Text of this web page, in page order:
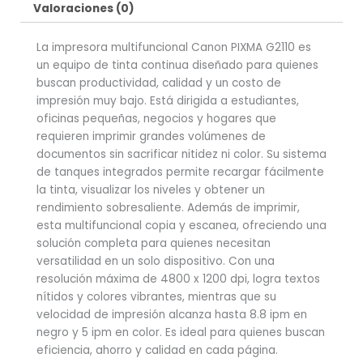
Valoraciones (0)
La impresora multifuncional Canon PIXMA G2110 es
un equipo de tinta continua diseñado para quienes
buscan productividad, calidad y un costo de
impresión muy bajo. Está dirigida a estudiantes,
oficinas pequeñas, negocios y hogares que
requieren imprimir grandes volúmenes de
documentos sin sacrificar nitidez ni color. Su sistema
de tanques integrados permite recargar fácilmente
la tinta, visualizar los niveles y obtener un
rendimiento sobresaliente. Además de imprimir,
esta multifuncional copia y escanea, ofreciendo una
solución completa para quienes necesitan
versatilidad en un solo dispositivo. Con una
resolución máxima de 4800 x 1200 dpi, logra textos
nítidos y colores vibrantes, mientras que su
velocidad de impresión alcanza hasta 8.8 ipm en
negro y 5 ipm en color. Es ideal para quienes buscan
eficiencia, ahorro y calidad en cada página.